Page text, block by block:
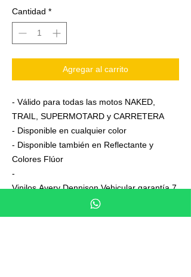
Cantidad *
Agregar al carrito
- Válido para todas las motos NAKED,
TRAIL, SUPERMOTARD y CARRETERA
- Disponible en cualquier color
- Disponible también en Reflectante y
Colores Flúor
-
Vinilos Avery Dennison Vehicular garantía 7
- Junto a su pedido se adjuntan unas